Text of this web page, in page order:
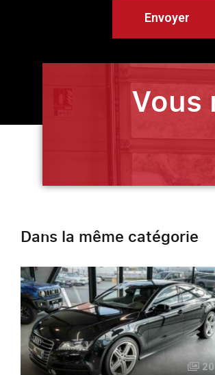
Vous
Dans la même catégorie
20